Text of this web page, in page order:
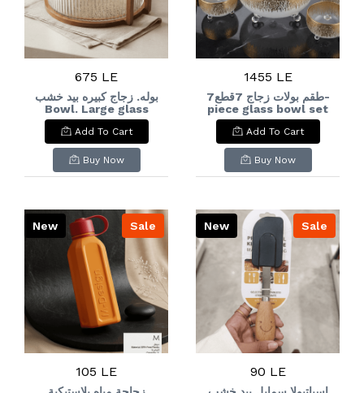
675 LE
بوله. زجاج كبيره بيد خشب
Bowl. Large glass
with a wooden
handle.
Add To Cart
Buy Now
1455 LE
طقم بولات زجاج 7قطع7-
piece glass bowl set
Add To Cart
Buy Now
Sale
New
105 LE
Sale
New
90 LE